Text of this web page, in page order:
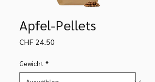
Apfel-Pellets
CHF 24.50
Gewicht *